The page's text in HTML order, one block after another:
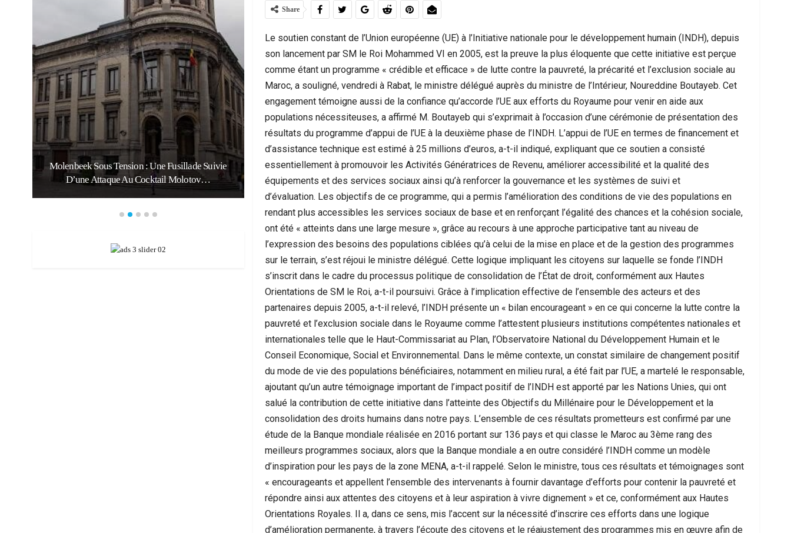
Share
Le soutien constant de l’Union européenne (UE) à l’Initiative nationale pour le développement humain (INDH), depuis
son lancement par SM le Roi Mohammed VI en 2005, est la preuve la plus éloquente que cette initiative est perçue
comme étant un programme « crédible et efficace » de lutte contre la pauvreté, la précarité et l’exclusion sociale au
Maroc, a souligné, vendredi à Rabat, le ministre délégué auprès du ministre de l’Intérieur, Noureddine Boutayeb. Cet
engagement témoigne aussi de la confiance qu’accorde l’UE aux efforts du Royaume pour venir en aide aux
populations nécessiteuses, a affirmé M. Boutayeb qui s’exprimait à l’occasion d’une cérémonie de présentation des
résultats du programme d’appui de l’UE à la deuxième phase de l’INDH. L’appui de l’UE en termes de financement et
d’assistance technique est estimé à 25 millions d’euros, a-t-il indiqué, expliquant que ce soutien a consisté
essentiellement à promouvoir les Activités Génératrices de Revenu, améliorer accessibilité et la qualité des
équipements et des services sociaux ainsi qu’à renforcer la gouvernance et les systèmes de suivi et
d’évaluation. Les objectifs de ce programme, qui a permis l’amélioration des conditions de vie des populations en
rendant plus accessibles les services sociaux de base et en renforçant l’égalité des chances et la cohésion sociale,
ont été « atteints dans une large mesure », grâce au recours à une approche participative tant au niveau de
l’expression des besoins des populations ciblées qu’à celui de la mise en place et de la gestion des programmes
sur le terrain, s’est réjoui le ministre délégué. Cette logique impliquant les citoyens sur laquelle se fonde l’INDH
s’inscrit dans le cadre du processus politique de consolidation de l’État de droit, conformément aux Hautes
Orientations de SM le Roi, a-t-il poursuivi. Grâce à l’implication effective de l’ensemble des acteurs et des
partenaires depuis 2005, a-t-il relevé, l’INDH présente un « bilan encourageant » en ce qui concerne la lutte contre la
pauvreté et l’exclusion sociale dans le Royaume comme l’attestent plusieurs institutions compétentes nationales et
internationales telle que le Haut-Commissariat au Plan, l’Observatoire National du Développement Humain et le
Conseil Economique, Social et Environnemental. Dans le même contexte, un constat similaire de changement positif
du mode de vie des populations bénéficiaires, notamment en milieu rural, a été fait par l’UE, a martelé le responsable,
ajoutant qu’un autre témoignage important de l’impact positif de l’INDH est apporté par les Nations Unies, qui ont
salué la contribution de cette initiative dans l’atteinte des Objectifs du Millénaire pour le Développement et la
consolidation des droits humains dans notre pays. L’ensemble de ces résultats prometteurs est confirmé par une
étude de la Banque mondiale réalisée en 2016 portant sur 136 pays et qui classe le Maroc au 3ème rang des
meilleurs programmes sociaux, alors que la Banque mondiale a en outre considéré l’INDH comme un modèle
d’inspiration pour les pays de la zone MENA, a-t-il rappelé. Selon le ministre, tous ces résultats et témoignages sont
« encourageants et appellent l’ensemble des intervenants à fournir davantage d’efforts pour contenir la pauvreté et
répondre ainsi aux attentes des citoyens et à leur aspiration à vivre dignement » et ce, conformément aux Hautes
Orientations Royales. Il a, dans ce sens, mis l’accent sur la nécessité d’inscrire ces efforts dans une logique
d’amélioration permanente, à travers l’écoute des citoyens et le réajustement des programmes mis en œuvre afin de
Molenbeek Sous Tension : Une Fusillade Suivie
D’une Attaque Au Cocktail Molotov…
Marocains Du Monde : Le Maroc Investit-Il
Suffisamment Dans Les Enfants De Sa…
Drame À Nador : Les Circonstances D’un
Accident De Quad Qui Bouleverse La…